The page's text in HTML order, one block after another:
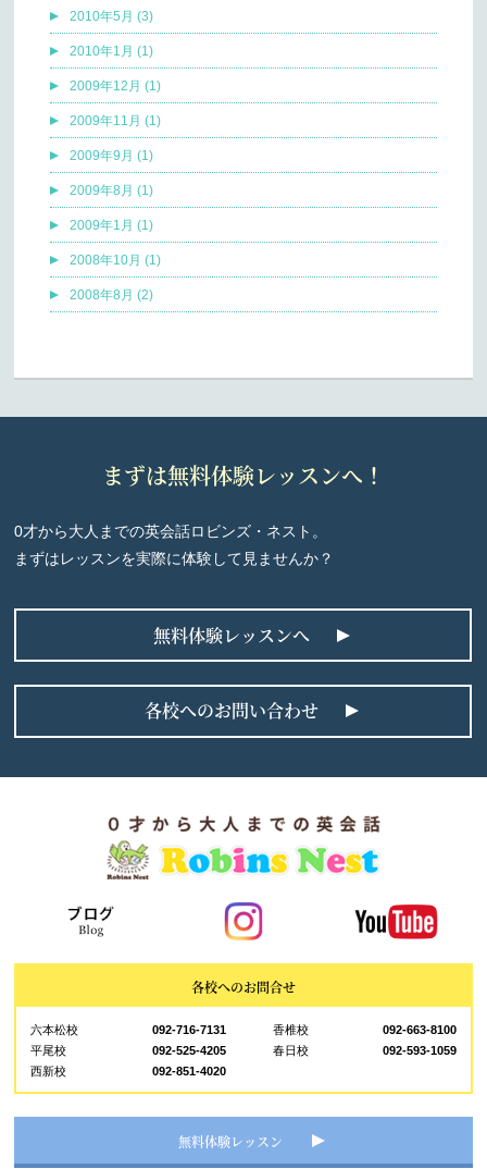
2010年5月 (3)
2010年1月 (1)
2009年12月 (1)
2009年11月 (1)
2009年9月 (1)
2009年8月 (1)
2009年1月 (1)
2008年10月 (1)
2008年8月 (2)
まずは無料体験レッスンへ！
0才から大人までの英会話ロビンズ・ネスト。
まずはレッスンを実際に体験して見ませんか？
無料体験レッスンへ
各校へのお問い合わせ
各校へのお問合せ
六本松校 092-716-7131 香椎校
092-663-8100
平尾校
092-525-4205 春日校
092-593-1059
西新校
092-851-4020
無料体験レッスン